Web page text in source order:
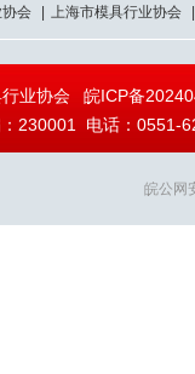
会 上海市模具行业协会
业协会
皖ICP备
230001 电话：0551-
皖公网